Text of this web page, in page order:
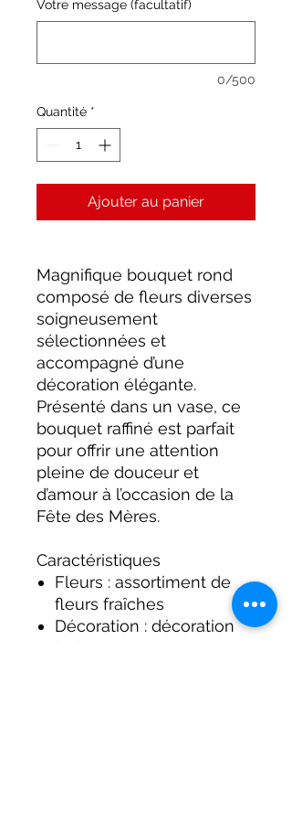
Votre message (facultatif)
0/500
Quantité *
Ajouter au panier
Magnifique bouquet rond
composé de fleurs diverses
soigneusement
sélectionnées et
accompagné d’une
décoration élégante.
Présenté dans un vase, ce
bouquet raffiné est parfait
pour offrir une attention
pleine de douceur et
d’amour à l’occasion de la
Fête des Mères.
Caractéristiques
Fleurs : assortiment de
fleurs fraîches
Décoration : décoration